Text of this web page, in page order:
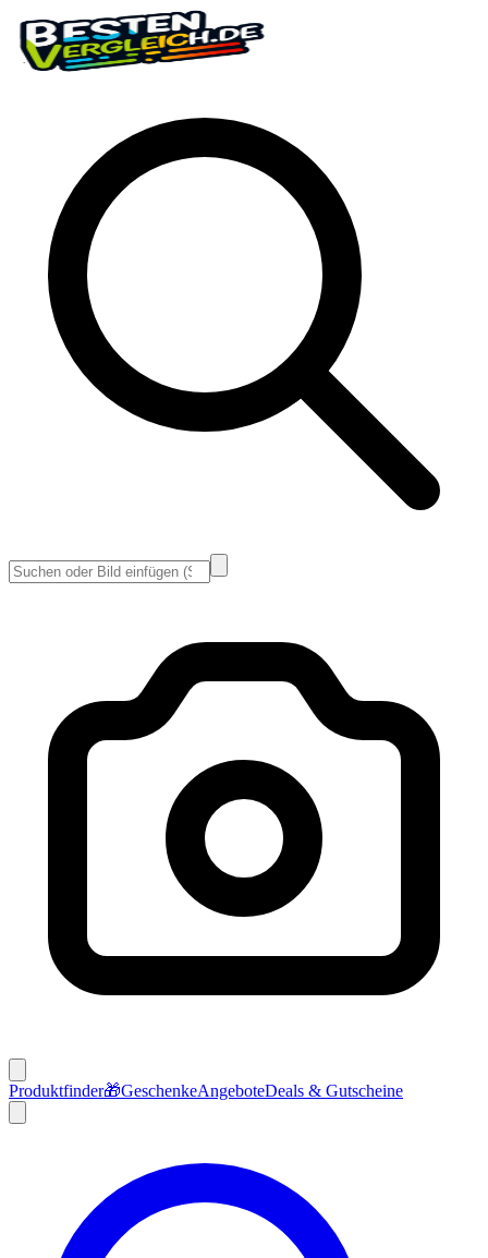
Produktfinder🎁GeschenkeAngeboteDeals & Gutscheine